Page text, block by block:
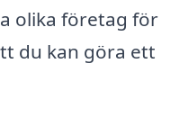
olika företag för
du kan göra ett